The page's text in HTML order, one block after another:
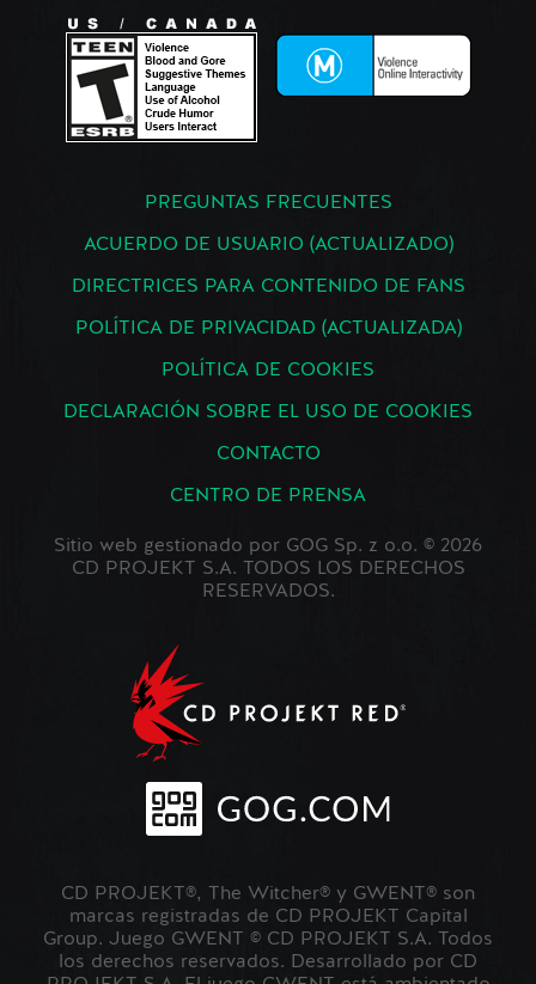
PREGUNTAS FRECUENTES
ACUERDO DE USUARIO (ACTUALIZADO)
DIRECTRICES PARA CONTENIDO DE FANS
POLÍTICA DE PRIVACIDAD (ACTUALIZADA)
POLÍTICA DE COOKIES
DECLARACIÓN SOBRE EL USO DE COOKIES
CONTACTO
CENTRO DE PRENSA
Sitio web gestionado por GOG Sp. z o.o. © 2026
CD PROJEKT S.A. TODOS LOS DERECHOS
RESERVADOS.
CD PROJEKT®, The Witcher® y GWENT® son
marcas registradas de CD PROJEKT Capital
Group. Juego GWENT © CD PROJEKT S.A. Todos
los derechos reservados. Desarrollado por CD